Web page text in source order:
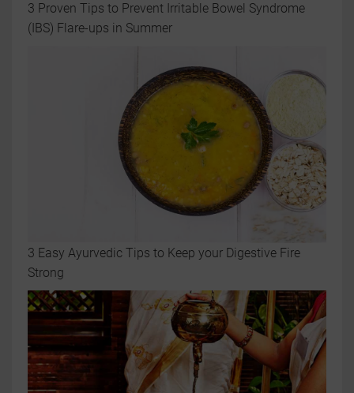
3 Proven Tips to Prevent Irritable Bowel Syndrome
(IBS) Flare-ups in Summer
3 Easy Ayurvedic Tips to Keep your Digestive Fire
Strong